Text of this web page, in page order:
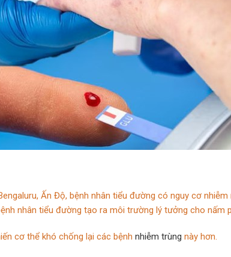
Ấn Độ, bệnh nhân tiểu đường có nguy cơ
nhân tiểu đường tạo ra môi trường lý tưởng cho nấm
cơ thể khó chống lại các bệnh nhiễm trùng này hơn.